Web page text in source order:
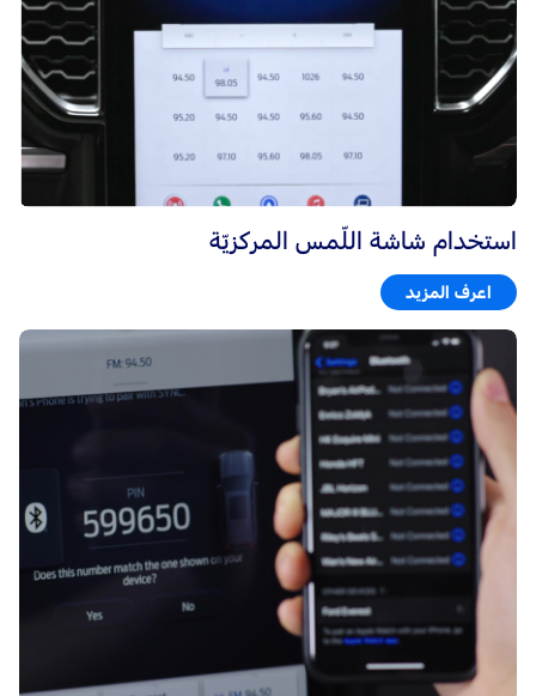
استخدام شاشة اللّمس المركزيّة
اعرف المزيد